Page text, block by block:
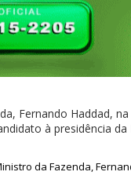
Fernando Haddad,
à presidência
da Fazenda,